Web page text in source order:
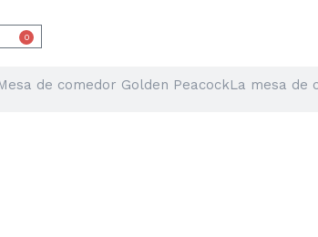
0
Carrito